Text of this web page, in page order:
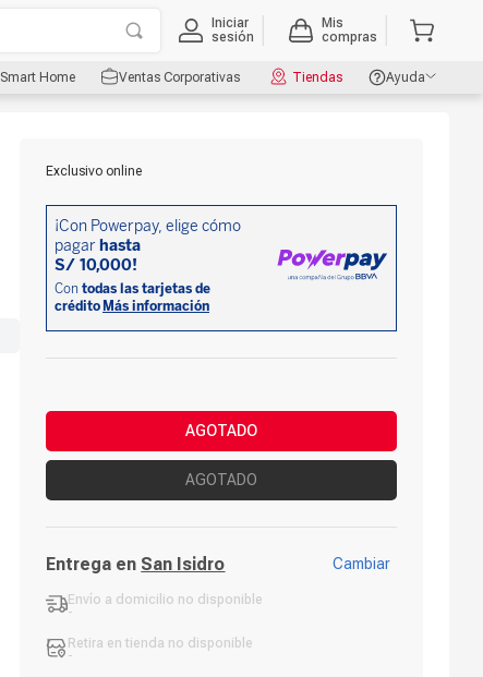
Iniciar
sesión
Mis
compras
Smart Home Ventas Corporativas Tiendas
Ayuda
Exclusivo online
AGOTADO
AGOTADO
Entrega en San Isidro Cambiar
Envío a domicilio no disponible
-
Retira en tienda no disponible
-